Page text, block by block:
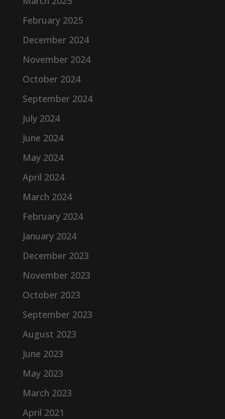
February 2025
December 2024
November 2024
October 2024
September 2024
July 2024
June 2024
May 2024
April 2024
March 2024
February 2024
January 2024
December 2023
November 2023
October 2023
September 2023
August 2023
June 2023
May 2023
March 2023
April 2021